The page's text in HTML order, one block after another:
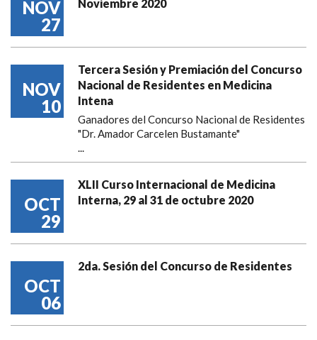
NOV
27
Noviembre 2020
NOV
10
Tercera Sesión y Premiación del Concurso
Nacional de Residentes en Medicina
Intena
Ganadores del Concurso Nacional de Residentes
"Dr. Amador Carcelen Bustamante"
...
OCT
29
XLII Curso Internacional de Medicina
Interna, 29 al 31 de octubre 2020
OCT
06
2da. Sesión del Concurso de Residentes